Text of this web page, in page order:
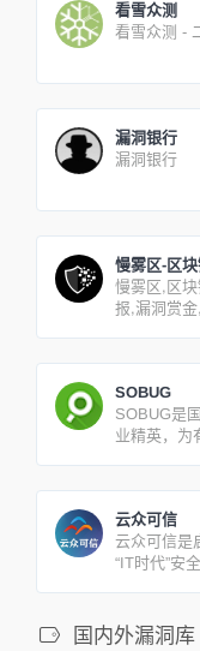
看雪众测
漏洞银行
漏洞银行
慢雾区-区块
慢雾区,区
报,漏洞赏
SOBUG
SOBUG是
业精英，为
云众可信
云众可信是
“IT时代”安
国内外漏洞库